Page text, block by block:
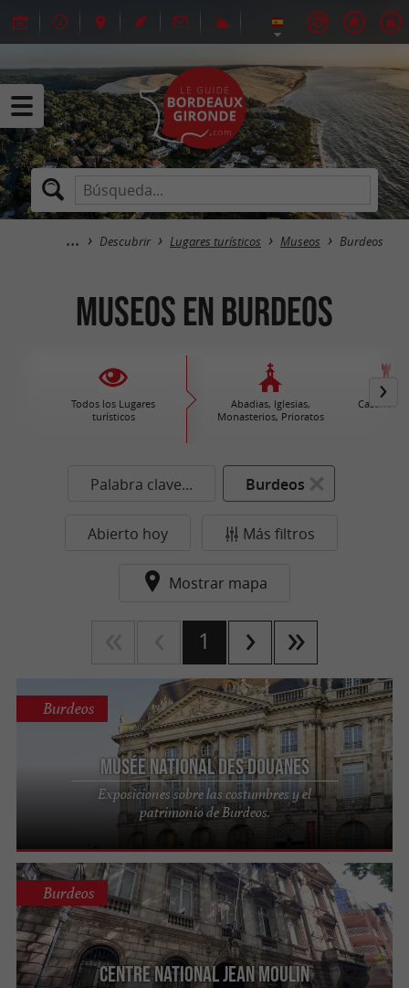
Descubrir Lugares turísticos Museos Burdeos
Museos en Burdeos
Todos los Lugares
turísticos
Abadias, Iglesias,
Monasterios, Prioratos
Castillos /
Palabra clave... Burdeos
Abierto hoy Más filtros
Mostrar mapa
1
Musée National des Douanes
Exposiciones sobre las costumbres y el
patrimonio de Burdeos.
Burdeos
Centre National Jean Moulin
Burdeos